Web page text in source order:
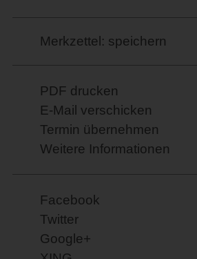
Merkzettel: speichern
PDF drucken
E-Mail verschicken
Termin übernehmen
Weitere Informationen
Facebook
Twitter
Google+